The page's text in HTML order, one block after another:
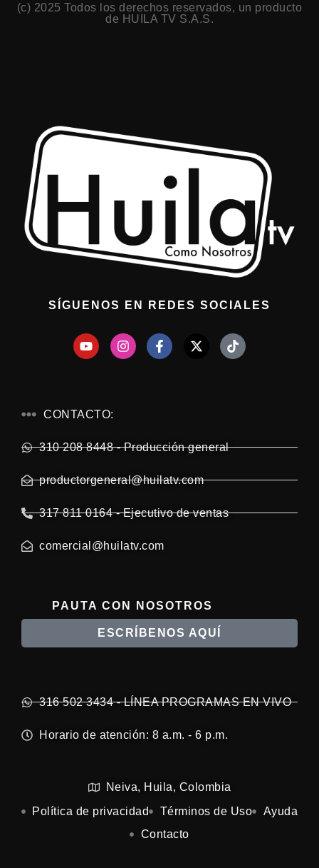
(c) 2025 Todos los derechos reservados, un producto
de HUILA TV S.A.S.
SÍGUENOS EN REDES SOCIALES
CONTACTO:
310 208 8448 - Producción general
productorgeneral@huilatv.com
317 811 0164 - Ejecutivo de ventas
comercial@huilatv.com
PAUTA CON NOSOTROS
ESCRÍBENOS AQUÍ
316 502 3434 - LÍNEA PROGRAMAS EN VIVO
Horario de atención: 8 a.m. - 6 p.m.
Neiva, Huila, Colombia
Política de privacidad
Términos de Uso
Ayuda
Contacto